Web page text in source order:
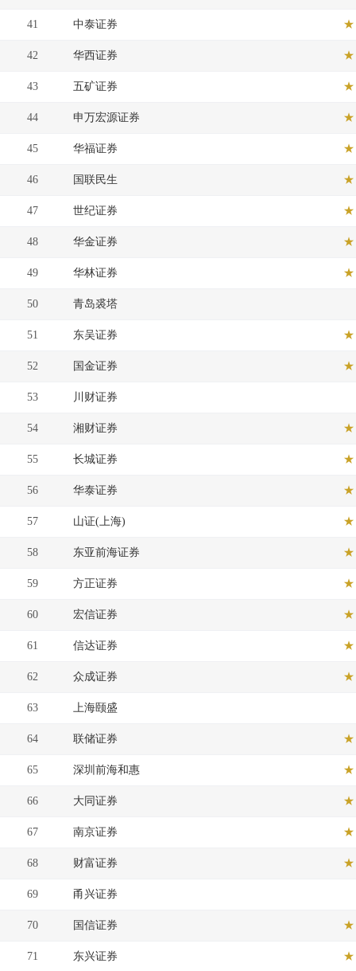
41 中泰证券
42 华西证券
43 五矿证券
44 申万宏源证券
45 华福证券
46 国联民生
47 世纪证券
48 华金证券
49 华林证券
50 青岛裘塔
51 东吴证券
52 国金证券
53 川财证券
54 湘财证券
55 长城证券
56 华泰证券
57 山证(上海)
58 东亚前海证券
59 方正证券
60 宏信证券
61 信达证券
62 众成证券
63 上海颐盛
64 联储证券
65 深圳前海和惠
66 大同证券
67 南京证券
68 财富证券
69 甬兴证券
70 国信证券
71 东兴证券